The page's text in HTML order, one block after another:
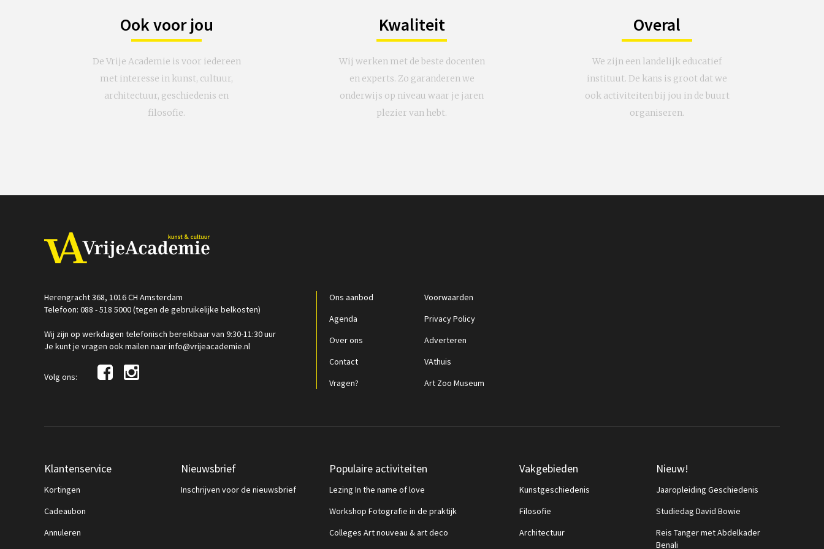
Ook voor jou
De Vrije Academie is voor iedereen
met interesse in kunst, cultuur,
architectuur, geschiedenis en
filosofie.
Kwaliteit
Wij werken met de beste docenten
en experts. Zo garanderen we
onderwijs op niveau waar je jaren
plezier van hebt.
Overal
We zijn een landelijk educatief
instituut. De kans is groot dat we
ook activiteiten bij jou in de buurt
organiseren.
Herengracht 368, 1016 CH Amsterdam
Telefoon: 088 - 518 5000 (tegen de gebruikelijke belkosten)
Wij zijn op werkdagen telefonisch bereikbaar van 9:30-11:30 uur
Je kunt je vragen ook mailen naar info@vrijeacademie.nl
Volg ons:
Ons aanbod
Agenda
Over ons
Contact
Vragen?
Voorwaarden
Privacy Policy
Adverteren
VAthuis
Art Zoo Museum
Klantenservice
Kortingen
Cadeaubon
Annuleren
Nieuwsbrief
Inschrijven voor de nieuwsbrief
Populaire activiteiten
Lezing In the name of love
Workshop Fotografie in de praktijk
Colleges Art nouveau & art deco
Vakgebieden
Kunstgeschiedenis
Filosofie
Architectuur
Nieuw!
Jaaropleiding Geschiedenis
Studiedag David Bowie
Reis Tanger met Abdelkader
Benali